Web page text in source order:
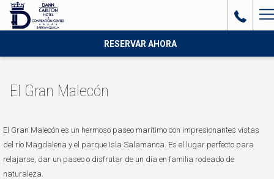
RESERVAR AHORA
El Gran Malecón
El Gran Malecón es un hermoso paseo marítimo con impresionantes vistas
del río Magdalena y el parque Isla Salamanca. Es el lugar perfecto para
relajarse, dar un paseo o disfrutar de un día en familia rodeado de
naturaleza.